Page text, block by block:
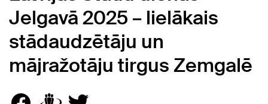
Jelgavā 2025 – lielākais
stādaudzētāju un
mājražotāju tirgus Zemgalē